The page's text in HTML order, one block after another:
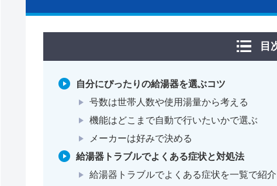
目
自分にぴったりの給湯器を選ぶコツ
号数は世帯人数や使用湯量から考える
機能はどこまで自動で行いたいかで選ぶ
メーカーは好みで決める
給湯器トラブルでよくある症状と対処法
給湯器トラブルでよくある症状を一覧で紹介